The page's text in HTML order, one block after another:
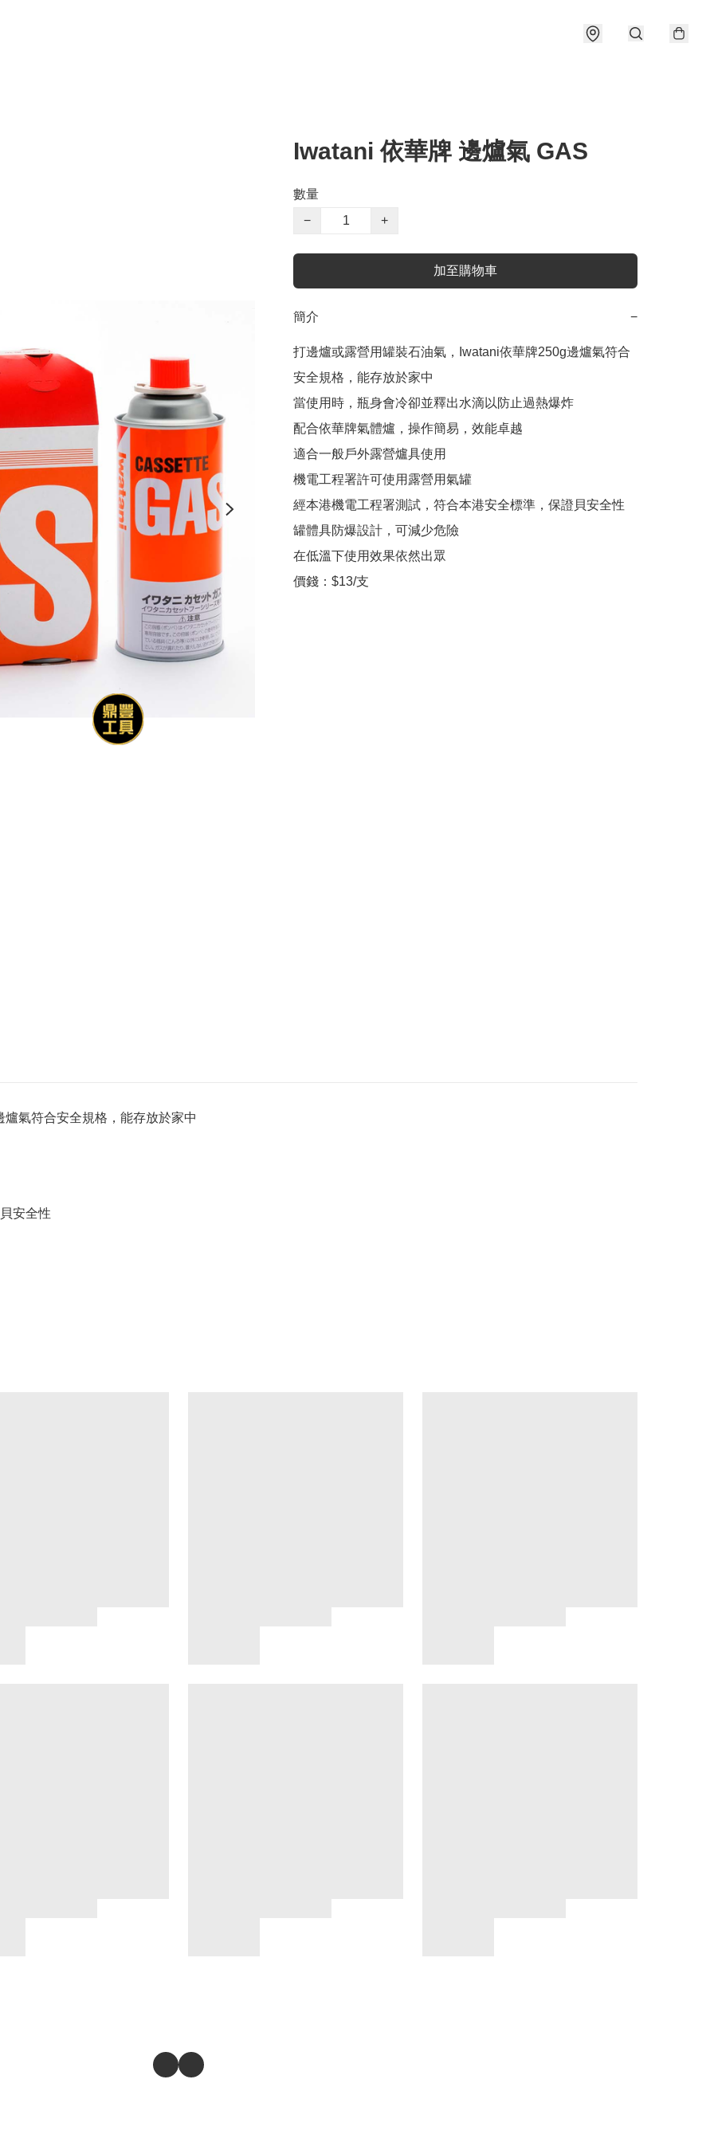
Iwatani 依華牌 邊爐氣 GAS
數量
−
+
加至購物車
簡介 −
打邊爐或露營用罐裝石油氣，Iwatani依華牌250g邊爐氣符合
安全規格，能存放於家中
當使用時，瓶身會冷卻並釋出水滴以防止過熱爆炸
配合依華牌氣體爐，操作簡易，效能卓越
適合一般戶外露營爐具使用
機電工程署許可使用露營用氣罐
經本港機電工程署測試，符合本港安全標準，保證貝安全性
罐體具防爆設計，可減少危險
在低溫下使用效果依然出眾
價錢：$13/支
氣符合安全規格，能存放於家中
安全性